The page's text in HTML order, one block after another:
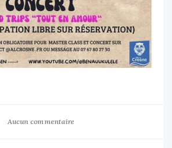
Aucun commentaire